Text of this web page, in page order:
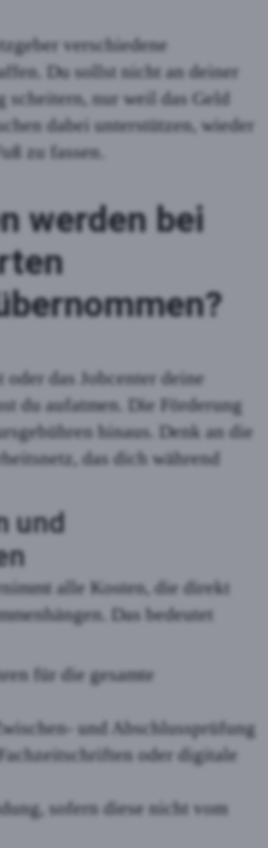
verschiedene
Du sollst nicht an deiner
nur weil das Geld
dabei unterstützen, wieder
zu fassen.
werden bei
das Jobcenter deine
du aufatmen. Die Förderung
hinaus. Denk an die
das dich während
und
alle Kosten, die direkt
Das bedeutet
für die gesamte
und Abschlussprüfung
oder digitale
sofern diese nicht vom